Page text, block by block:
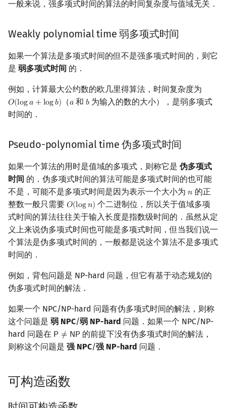
一般来说，强多项式时间的算法的时间复杂度与值域无关．
Weakly polynomial time 弱多项式时间
如果一个算法是多项式时间的但不是强多项式时间的，则它
是 弱多项式时间 的．
例如，计算最大公约数的欧几里得算法，时间复杂度为
𝑂(log𝑎 +log𝑏)
O(loga+ logb) （𝑎
a 和𝑏
b 为输入的数的大小），是弱多项式
时间的．
Pseudo-polynomial time 伪多项式时间
如果一个算法的用时是值域的多项式，则称它是 伪多项式
时间 的．伪多项式时间的算法可能是多项式时间的也可能
不是，可能不是多项式时间是因为表示一个大小为 𝑛
n 的正
整数一般只需要 𝑂(log𝑛)
O(logn) 个二进制位，所以关于值域多项
式时间的算法往往关于输入长度是指数级时间的．虽然从定
义上来说伪多项式时间也可能是多项式时间，但当我们说一
个算法是伪多项式时间的，一般都是说这个算法不是多项式
时间的．
例如，背包问题是 NP-hard 问题，但它有基于动态规划的
伪多项式时间的解法．
如果一个 NPC/NP-hard 问题有伪多项式时间的解法，则称
这个问题是 弱 NPC/弱 NP-hard 问题．如果一个 NPC/NP-
hard 问题在 𝖯 ≠ 𝖭𝖯
P≠NP
的前提下没有伪多项式时间的解法，
则称这个问题是 强 NPC/强 NP-hard 问题．
可构造函数